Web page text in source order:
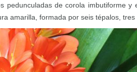
pedunculadas de corola imbutiforme y
amarilla, formada por seis tépalos,